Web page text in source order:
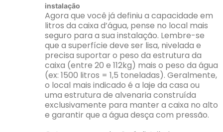
instalação
Agora que você já definiu a capacidade em
litros da caixa d’água, pense no local mais
seguro para a sua instalação. Lembre-se
que a superfície deve ser lisa, nivelada e
precisa suportar o peso da estrutura da
caixa (entre 20 e 112kg) mais o peso da água
(ex: 1500 litros = 1,5 toneladas). Geralmente,
o local mais indicado é a laje da casa ou
uma estrutura de alvenaria construída
exclusivamente para manter a caixa no alto
e garantir que a água desça com pressão.